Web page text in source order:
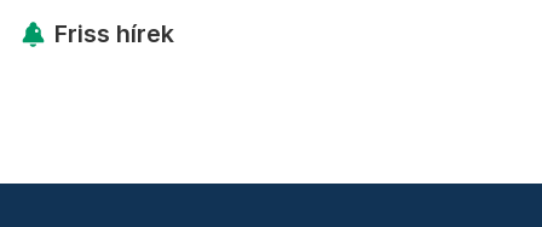
Friss hírek